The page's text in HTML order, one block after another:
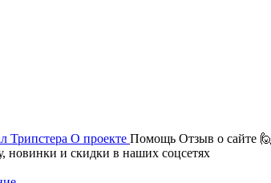
Трипстера О проекте Помощь Отзыв о сайте 🙋
и скидки в наших соцсетях